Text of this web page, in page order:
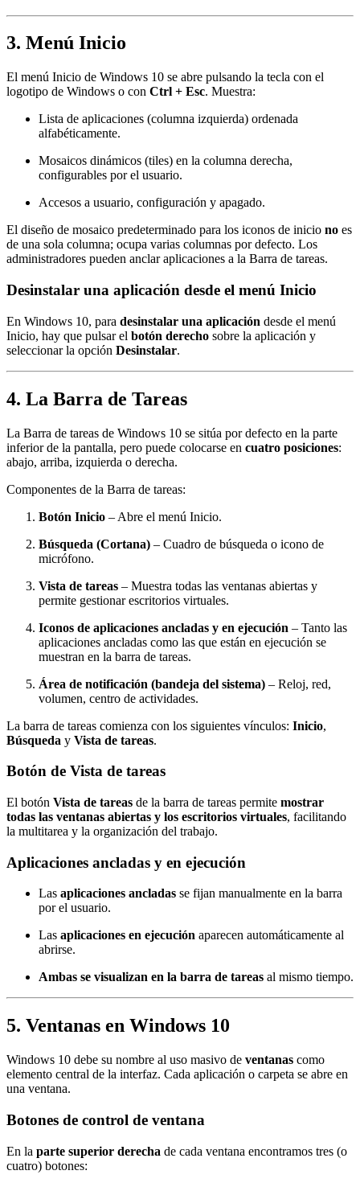
3. Menú Inicio
El menú Inicio de Windows 10 se abre pulsando la tecla con el
logotipo de Windows o con Ctrl + Esc. Muestra:
Lista de aplicaciones (columna izquierda) ordenada
alfabéticamente.
Mosaicos dinámicos (tiles) en la columna derecha,
configurables por el usuario.
Accesos a usuario, configuración y apagado.
El diseño de mosaico predeterminado para los iconos de inicio no es
de una sola columna; ocupa varias columnas por defecto. Los
administradores pueden anclar aplicaciones a la Barra de tareas.
Desinstalar una aplicación desde el menú Inicio
En Windows 10, para desinstalar una aplicación desde el menú
Inicio, hay que pulsar el botón derecho sobre la aplicación y
seleccionar la opción Desinstalar.
4. La Barra de Tareas
La Barra de tareas de Windows 10 se sitúa por defecto en la parte
inferior de la pantalla, pero puede colocarse en cuatro posiciones:
abajo, arriba, izquierda o derecha.
Componentes de la Barra de tareas:
Botón Inicio – Abre el menú Inicio.
Búsqueda (Cortana) – Cuadro de búsqueda o icono de
micrófono.
Vista de tareas – Muestra todas las ventanas abiertas y
permite gestionar escritorios virtuales.
Iconos de aplicaciones ancladas y en ejecución – Tanto las
aplicaciones ancladas como las que están en ejecución se
muestran en la barra de tareas.
Área de notificación (bandeja del sistema) – Reloj, red,
volumen, centro de actividades.
La barra de tareas comienza con los siguientes vínculos: Inicio,
Búsqueda y Vista de tareas.
Botón de Vista de tareas
El botón Vista de tareas de la barra de tareas permite mostrar
todas las ventanas abiertas y los escritorios virtuales, facilitando
la multitarea y la organización del trabajo.
Aplicaciones ancladas y en ejecución
Las aplicaciones ancladas se fijan manualmente en la barra
por el usuario.
Las aplicaciones en ejecución aparecen automáticamente al
abrirse.
Ambas se visualizan en la barra de tareas al mismo tiempo.
5. Ventanas en Windows 10
Windows 10 debe su nombre al uso masivo de ventanas como
elemento central de la interfaz. Cada aplicación o carpeta se abre en
una ventana.
Botones de control de ventana
En la parte superior derecha de cada ventana encontramos tres (o
cuatro) botones: